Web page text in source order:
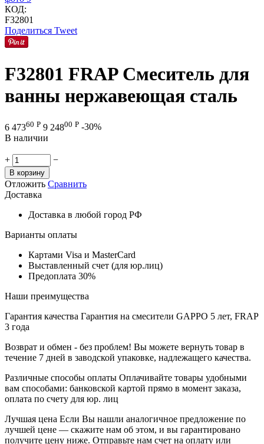
КОД:
F32801
Поделиться Tweet
F32801 FRAP Смеситель для
ванны нержавеющая сталь
6 47360 Р 9 24800 Р -30%
В наличии
+ −
В корзину
Отложить Сравнить
Доставка
Доставка в любой город РФ
Варианты оплаты
Картами Visa и MasterCard
Выставленный счет (для юр.лиц)
Предоплата 30%
Наши преимущества
Гарантия качества Гарантия на смесители GAPPO 5 лет, FRAP
3 года
Возврат и обмен - без проблем! Вы можете вернуть товар в
течение 7 дней в заводской упаковке, надлежащего качества.
Различные способы оплаты Оплачивайте товары удобными
вам способами: банковской картой прямо в момент заказа,
оплата по счету для юр. лиц
Лучшая цена Если Вы нашли аналогичное предложение по
лучшей цене — скажите нам об этом, и вы гарантировано
получите цену ниже. Отправьте нам счет на оплату или